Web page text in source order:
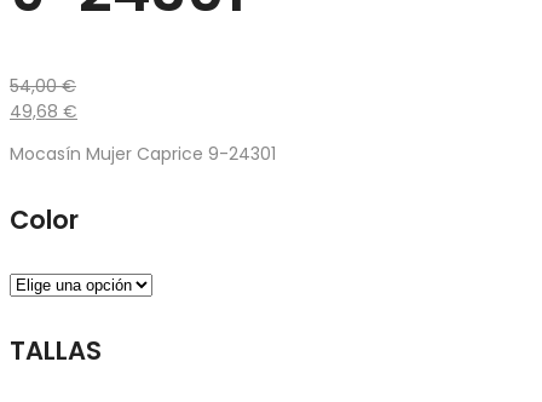
54,00€
49,68 €
Mocasín Mujer Caprice 9-24301
Color
TALLAS